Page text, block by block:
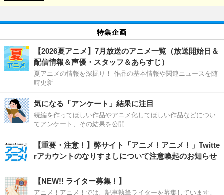
特集企画
【2026夏アニメ】7月放送のアニメ一覧（放送開始日＆
配信情報＆声優・スタッフ＆あらすじ）
夏アニメの情報を深掘り！ 作品の基本情報や関連ニュースを随
時更新
気になる「アンケート」結果に注目
続編を作ってほしい作品やアニメ化してほしい作品などについ
てアンケート、その結果を公開
【重要・注意！】弊サイト「アニメ！アニメ！」Twitte
rアカウントのなりすましについて注意喚起のお知らせ
【NEW!! ライター募集！】
アニメ！アニメ！では、記事執筆ライターを募集しています。